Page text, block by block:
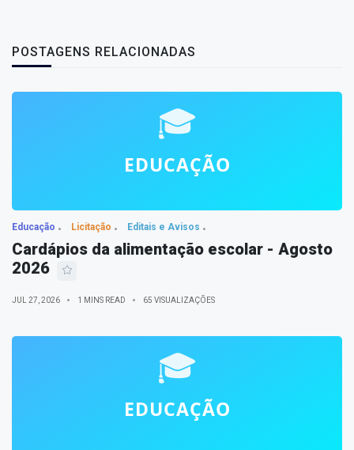
POSTAGENS RELACIONADAS
Educação Licitação Editais e Avisos
Cardápios da alimentação escolar - Agosto
2026
JUL 27, 2026 1 MINS READ 65 VISUALIZAÇÕES